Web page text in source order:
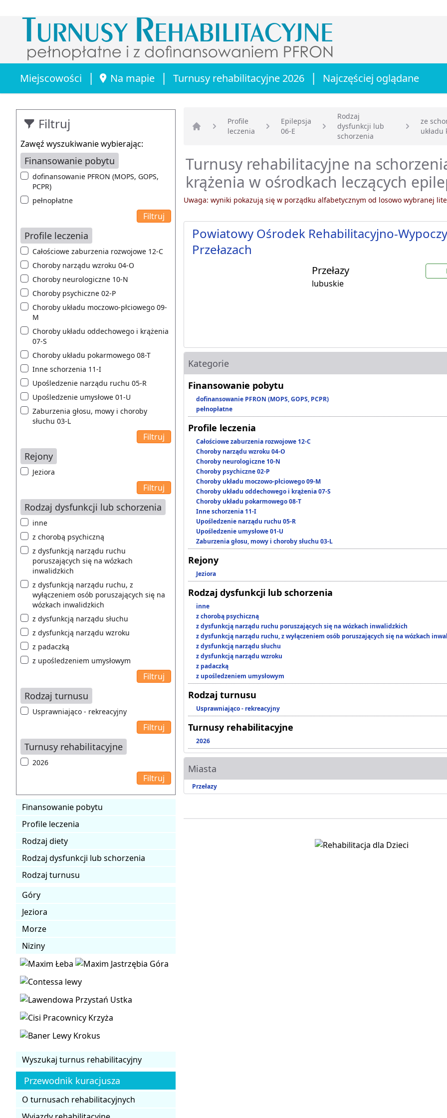
Miejscowości | Na mapie | Turnusy rehabilitacyjne 2026 | Najczęściej oglądane
Filtruj
Zawęź wyszukiwanie wybierając:
Finansowanie pobytu
dofinansowanie PFRON (MOPS, GOPS,
PCPR)
pełnopłatne
Profile leczenia
Całościowe zaburzenia rozwojowe 12-C
Choroby narządu wzroku 04-O
Choroby neurologiczne 10-N
Choroby psychiczne 02-P
Choroby układu moczowo-płciowego 09-
M
Choroby układu oddechowego i krążenia
07-S
Choroby układu pokarmowego 08-T
Inne schorzenia 11-I
Upośledzenie narządu ruchu 05-R
Upośledzenie umysłowe 01-U
Zaburzenia głosu, mowy i choroby
słuchu 03-L
Rejony
Jeziora
Rodzaj dysfunkcji lub schorzenia
inne
z chorobą psychiczną
z dysfunkcją narządu ruchu
poruszających się na wózkach
inwalidzkich
z dysfunkcją narządu ruchu, z
wyłączeniem osób poruszających się na
wózkach inwalidzkich
z dysfunkcją narządu słuchu
z dysfunkcją narządu wzroku
z padaczką
z upośledzeniem umysłowym
Rodzaj turnusu
Usprawniająco - rekreacyjny
Turnusy rehabilitacyjne
2026
Finansowanie pobytu
Profile leczenia
Rodzaj diety
Rodzaj dysfunkcji lub schorzenia
Rodzaj turnusu
Góry
Jeziora
Morze
Niziny
Wyszukaj turnus rehabilitacyjny
Przewodnik kuracjusza
O turnusach rehabilitacyjnych
Strona główna
Profile
leczenia
Epilepsja
06-E
Rodzaj
dysfunkcji lub
schorzenia
ze
układu
Turnusy rehabilitacyjne na
krążenia w ośrodkach leczących
Uwaga: wyniki pokazują się w porządku alfabetycznym od losowo wybranej
Powiatowy Ośrodek Rehabilitacyjno-
Przełazach
Przełazy
lubuskie
Kategorie
Finansowanie pobytu
dofinansowanie PFRON (MOPS, GOPS, PCPR)
pełnopłatne
Profile leczenia
Całościowe zaburzenia rozwojowe 12-C
Choroby narządu wzroku 04-O
Choroby neurologiczne 10-N
Choroby psychiczne 02-P
Choroby układu moczowo-płciowego 09-M
Choroby układu oddechowego i krążenia 07-S
Choroby układu pokarmowego 08-T
Inne schorzenia 11-I
Upośledzenie narządu ruchu 05-R
Upośledzenie umysłowe 01-U
Zaburzenia głosu, mowy i choroby słuchu 03-L
Rejony
Jeziora
Rodzaj dysfunkcji lub schorzenia
inne
z chorobą psychiczną
z dysfunkcją narządu ruchu poruszających się na wózkach inwalidzkich
z dysfunkcją narządu ruchu, z wyłączeniem osób poruszających się na wózkach
z dysfunkcją narządu słuchu
z dysfunkcją narządu wzroku
z padaczką
z upośledzeniem umysłowym
Rodzaj turnusu
Usprawniająco - rekreacyjny
Turnusy rehabilitacyjne
2026
Miasta
Przełazy